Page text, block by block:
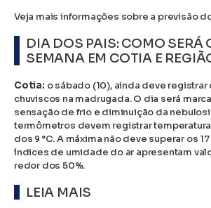
Veja mais informações sobre a previsão
DIA DOS PAIS: COMO SERÁ
SEMANA EM COTIA E
Cotia: o sábado (10), ainda deve registrar
chuviscos na madrugada. O dia será
sensação de frio e diminuição da
termômetros devem registrar temperatura
dos 9 °C. A máxima não deve superar os
índices de umidade do ar apresentam
redor dos 50%.
LEIA MAIS